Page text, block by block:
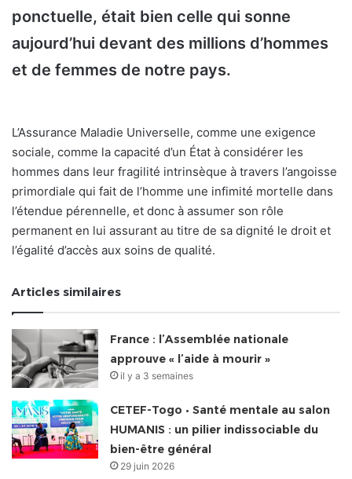
ponctuelle, était bien celle qui sonne
aujourd’hui devant des millions d’hommes
et de femmes de notre pays.
L’Assurance Maladie Universelle, comme une exigence
sociale, comme la capacité d’un État à considérer les
hommes dans leur fragilité intrinsèque à travers l’angoisse
primordiale qui fait de l’homme une infimité mortelle dans
l’étendue pérennelle, et donc à assumer son rôle
permanent en lui assurant au titre de sa dignité le droit et
l’égalité d’accès aux soins de qualité.
Articles similaires
France : l’Assemblée nationale
approuve « l’aide à mourir »
il y a 3 semaines
CETEF-Togo • Santé mentale au salon
HUMANIS : un pilier indissociable du
bien-être général
29 juin 2026